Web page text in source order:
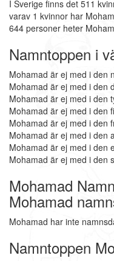
I Sverige finns det 511
varav 1 kvinnor har
644 personer heter
Namntoppen i
Mohamad är ej med i den
Mohamad är ej med i den
Mohamad är ej med i den
Mohamad är ej med i den
Mohamad är ej med i den
Mohamad är ej med i den
Mohamad är ej med i den
Mohamad är ej med i den
Mohamad
Mohamad
Mohamad har inte
Namntoppen